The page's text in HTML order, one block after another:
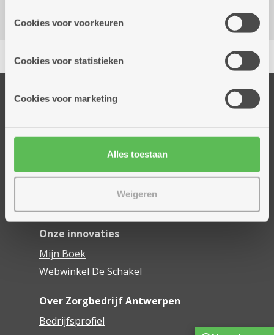
informatie over jouw (geanonimiseerd) gebruik van onze
partners kunnen deze gegevens combineren met andere
Cookies voor voorkeuren
Cookies voor statistieken
Cookies voor marketing
Alles toestaan
Weigeren
Onze diensten
Dienstencentra
Assistentiewoningen
Woonzorgcentra
Onze innovaties
Mijn Boek
Webwinkel De Schakel
Over Zorgbedrijf Antwerpen
Bedrijfsprofiel